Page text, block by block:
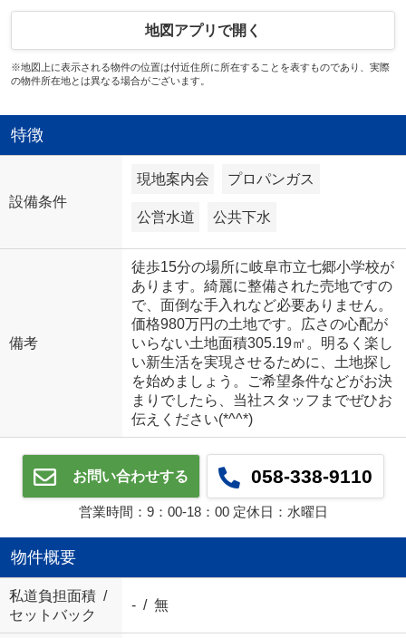
地図アプリで開く
※地図上に表示される物件の位置は付近住所に所在することを表すものであり、実際
の物件所在地とは異なる場合がございます。
特徴
設備条件
現地案内会 プロパンガス
公営水道 公共下水
備考
徒歩15分の場所に岐阜市立七郷小学校が
あります。綺麗に整備された売地ですの
で、面倒な手入れなど必要ありません。
価格980万円の土地です。広さの心配が
いらない土地面積305.19㎡。明るく楽し
い新生活を実現させるために、土地探し
を始めましょう。ご希望条件などがお決
まりでしたら、当社スタッフまでぜひお
伝えください(*^^*)
お問い合わせする 058-338-9110
営業時間：9：00‐18：00 定休日：水曜日
物件概要
私道負担面積 /
セットバック
- / 無